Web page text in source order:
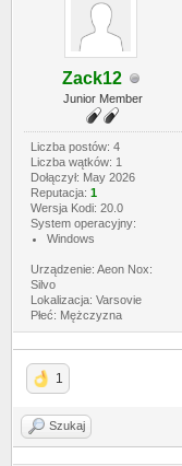
Zack12
Junior Member
Liczba postów: 4
Liczba wątków: 1
Dołączył: May 2026
Reputacja: 1
Wersja Kodi: 20.0
System operacyjny:
Windows
Urządzenie: Aeon Nox:
Silvo
Lokalizacja: Varsovie
Płeć: Mężczyzna
1
Szukaj